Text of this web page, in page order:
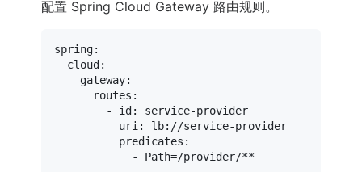
配置 Spring Cloud Gateway 路由规则。
spring:
cloud:
gateway:
routes:
-
id:
service-provider
uri:
lb://service-provider
predicates:
-
Path=/provider/**